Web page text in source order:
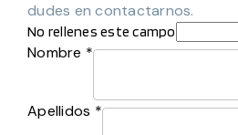
dudes en contactarnos.
No rellenes este campo
Nombre *
Apellidos *